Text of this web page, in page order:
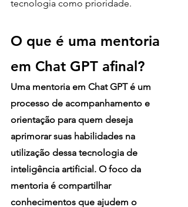
tecnologia como prioridade.
O que é uma mentoria
em Chat GPT afinal?
Uma mentoria em Chat GPT é um
processo de acompanhamento e
orientação para quem deseja
aprimorar suas habilidades na
utilização dessa tecnologia de
inteligência artificial. O foco da
mentoria é compartilhar
conhecimentos que ajudem o